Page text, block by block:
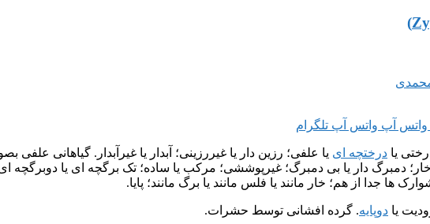
واتس آپ واتس آپ تلگرام
یا درختچه ای یا علفی؛ رزین دار یا غیررزینی؛ آبدار یا غیرآبدار. گیاهانی علفی
خار؛ دمبرگ دار یا بی دمبرگ؛ غیرپوششی؛ مرکب یا ساده؛ تک برگچه ای یا دوبرگچه
ها جدا از هم؛ خار مانند یا فلس مانند یا برگ مانند؛ پایا.
یا دوپایه. گرده افشانی توسط حشرات.